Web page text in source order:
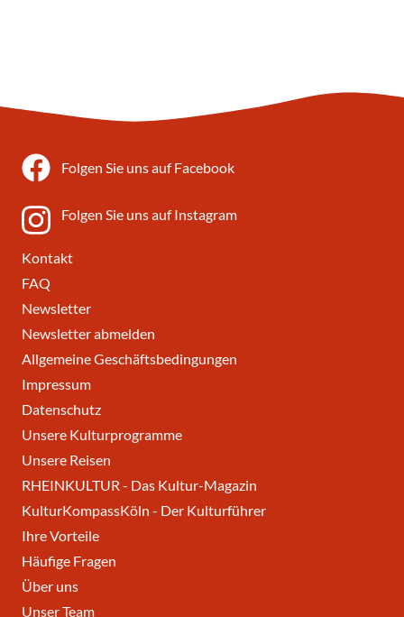
Folgen Sie uns auf Facebook
Folgen Sie uns auf Instagram
Kontakt
FAQ
Newsletter
Newsletter abmelden
Allgemeine Geschäftsbedingungen
Impressum
Datenschutz
Unsere Kulturprogramme
Unsere Reisen
RHEINKULTUR - Das Kultur-Magazin
KulturKompassKöln - Der Kulturführer
Ihre Vorteile
Häufige Fragen
Über uns
Unser Team